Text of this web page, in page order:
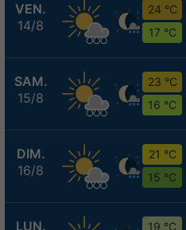
VEN.
14/8
24 °C
17 °C
SAM.
15/8
23 °C
16 °C
DIM.
16/8
21 °C
15 °C
LUN.
19 °C